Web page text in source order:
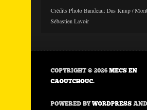
Crédits Photo Bandeau: Das Knup /
Sébastien Lavoir
COPYRIGHT © 2026 MECS EN
CAOUTCHOUC.
POWERED BYWORDPRESS AND